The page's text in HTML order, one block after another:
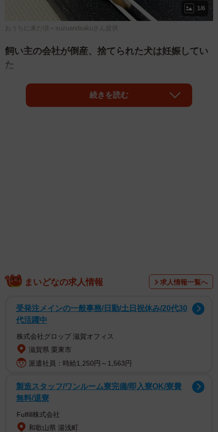
1/6
おうちに来た頃＝suzuandsakuさん提供
飼い主の会社が倒産、捨てられた犬は妊娠してい
た
2/6
続きを読む
まいどなの求人情報 求人情報一覧へ
受発注メインの一般事務/日勤/土日祝休み/20代30
代活躍中
株式会社グロップ 滋賀オフィス
滋賀県 栗東市
派遣社員：時給1,250円～1,563円
製造スタッフ/ワンルーム寮完備/即入寮OK/寮費
無料/退寮
Fulfill株式会社
和歌山県 湯浅町